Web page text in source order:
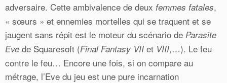
adversaire. Cette ambivalence de deux femmes fatales,
« sœurs » et ennemies mortelles qui se traquent et se
jaugent sans répit est le moteur du scénario de Parasite
Eve de Squaresoft (Final Fantasy VII et VIII,…). Le feu
contre le feu… Encore une fois, si on compare au
métrage, l’Eve du jeu est une pure incarnation